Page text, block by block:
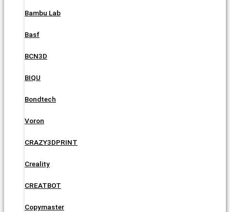
Bambu Lab
Basf
BCN3D
BIQU
Bondtech
Voron
CRAZY3DPRINT
Creality
CREATBOT
Copymaster